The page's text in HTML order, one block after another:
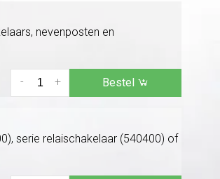
nevenposten en
+
- Bestel
serie relaischakelaar (540400) of